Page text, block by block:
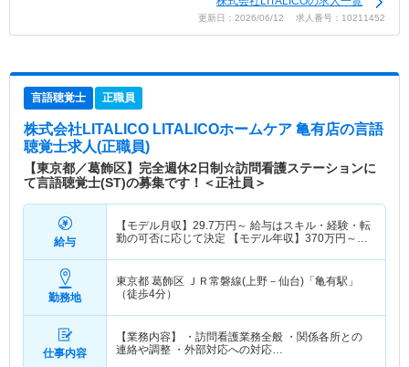
更新日：2026/06/12 求人番号：10211452
言語聴覚士 正職員
株式会社LITALICO LITALICOホームケア 亀有店の言語
聴覚士求人(正職員)
【東京都／葛飾区】完全週休2日制☆訪問看護ステーションに
て言語聴覚士(ST)の募集です！＜正社員＞
給与
【モデル月収】 29.7万円～ 給与はスキル・経験・転
勤の可否に応じて決定 【モデル年収】 370万円～
勤務地
東京都 葛飾区 ＪＲ常磐線(上野－仙台)「亀有駅」
（徒歩4分）
仕事内容
【業務内容】 ・訪問看護業務全般 ・関係各所との
連絡や調整 ・外部対応への対応…